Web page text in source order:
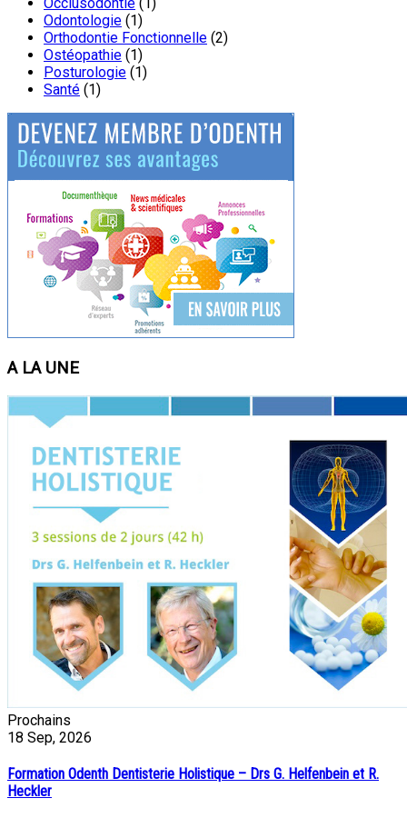
Odontologie (1)
Orthodontie Fonctionnelle (2)
Ostéopathie (1)
Posturologie (1)
Santé (1)
A LA UNE
Prochains
18 Sep, 2026
Formation Odenth Dentisterie Holistique – Drs G. Helfenbein et R.
Heckler